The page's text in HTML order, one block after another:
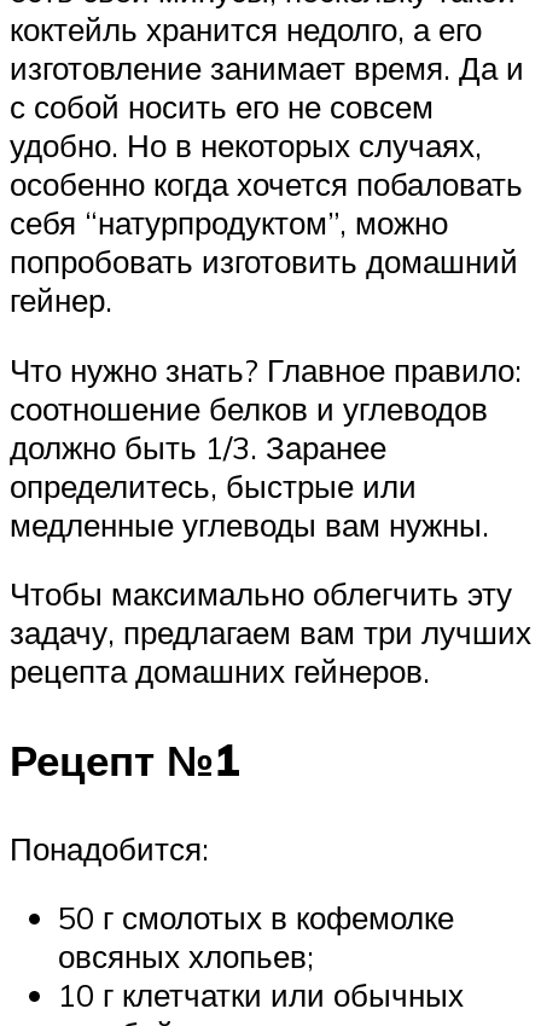
коктейль хранится недолго, а его
изготовление занимает время. Да и
с собой носить его не совсем
удобно. Но в некоторых случаях,
особенно когда хочется побаловать
себя “натурпродуктом”, можно
попробовать изготовить домашний
гейнер.
Что нужно знать? Главное правило:
соотношение белков и углеводов
должно быть 1/3. Заранее
определитесь, быстрые или
медленные углеводы вам нужны.
Чтобы максимально облегчить эту
задачу, предлагаем вам три лучших
рецепта домашних гейнеров.
Рецепт №1
Понадобится:
50 г смолотых в кофемолке
овсяных хлопьев;
10 г клетчатки или обычных